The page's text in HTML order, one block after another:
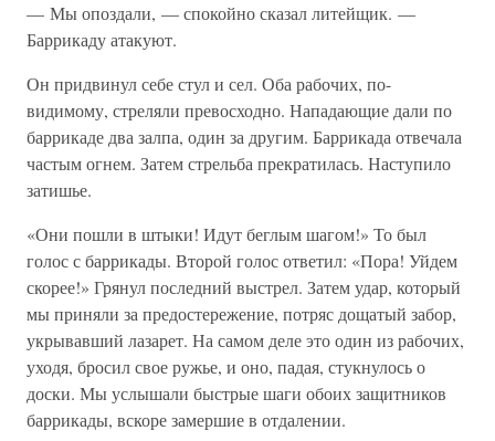
— Мы опоздали, — спокойно сказал литейщик. —
Баррикаду атакуют.
Он придвинул себе стул и сел. Оба рабочих, по-
видимому, стреляли превосходно. Нападающие дали по
баррикаде два залпа, один за другим. Баррикада отвечала
частым огнем. Затем стрельба прекратилась. Наступило
затишье.
«Они пошли в штыки! Идут беглым шагом!» То был
голос с баррикады. Второй голос ответил: «Пора! Уйдем
скорее!» Грянул последний выстрел. Затем удар, который
мы приняли за предостережение, потряс дощатый забор,
укрывавший лазарет. На самом деле это один из рабочих,
уходя, бросил свое ружье, и оно, падая, стукнулось о
доски. Мы услышали быстрые шаги обоих защитников
баррикады, вскоре замершие в отдалении.